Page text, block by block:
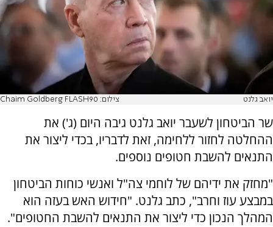
יואב גלנט צילום: Chaim Goldberg FLASH90
שר הביטחון לשעבר יואב גלנט גיבה היום (ג') את
ההחלטה לחזור ללחימה, זאת לדבריו, בכדי ליצור את
התנאים להשבת חטופים נוספים.
"מחזק את ידיהם של לוחמי צה"ל ואנשי כוחות הביטחון
במבצע עוז וחרב", כתב גלנט. "חידוש האש בעזה הוא
המהלך הנכון כדי ליצור את התנאים להשבת החטופים".